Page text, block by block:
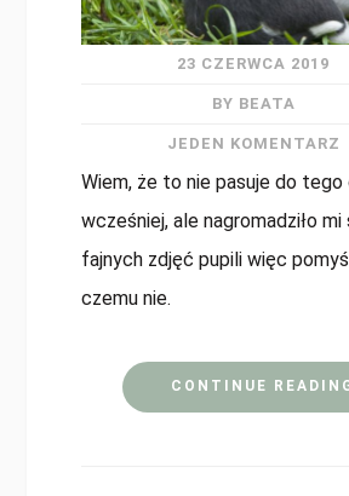
23 CZERWCA 2019
BY BEATA
JEDEN KOMENTARZ
Wiem, że to nie pasuje do tego
wcześniej, ale nagromadziło
fajnych zdjęć pupili więc
czemu nie.
CONTINUE